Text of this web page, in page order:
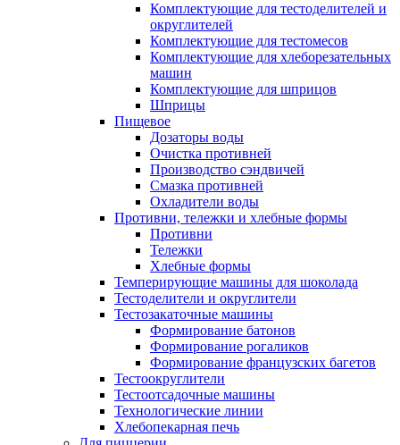
Комплектующие для тестоделителей и
округлителей
Комплектующие для тестомесов
Комплектующие для хлеборезательных
машин
Комплектующие для шприцов
Шприцы
Пищевое
Дозаторы воды
Очистка противней
Производство сэндвичей
Смазка противней
Охладители воды
Противни, тележки и хлебные формы
Противни
Тележки
Хлебные формы
Темперирующие машины для шоколада
Тестоделители и округлители
Тестозакаточные машины
Формирование батонов
Формирование рогаликов
Формирование французских багетов
Тестоокруглители
Тестоотсадочные машины
Технологические линии
Хлебопекарная печь